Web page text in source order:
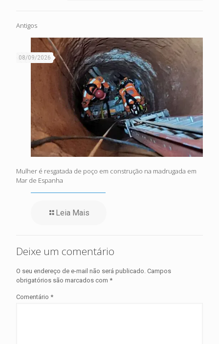
Antigos
08/09/2026
Mulher é resgatada de poço em construção na madrugada em
Mar de Espanha
Leia Mais
Deixe um comentário
O seu endereço de e-mail não será publicado. Campos
obrigatórios são marcados com *
Comentário *